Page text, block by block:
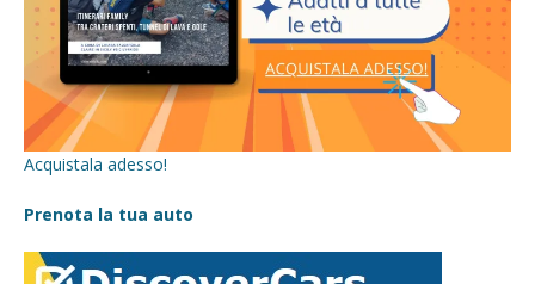
Acquistala adesso!
Prenota la tua auto